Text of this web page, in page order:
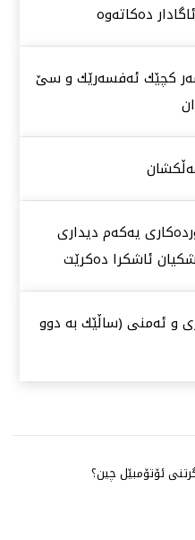
دەكاتەوە
كچێك ئەفسەرێك و سێ
یەكەم دیداری
ئاشكرا دەكرێت
و ئەمنی (ساڵێك بە دوو
ئۆتۆمبێل چین؟